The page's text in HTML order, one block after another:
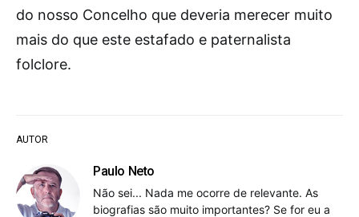
AUTOR
Paulo Neto
Não sei... Nada me ocorre de relevante. As
biografias são muito importantes? Se for eu a
do nosso Concelho que deveria merecer muito
mais do que este estafado e paternalista
folclore.